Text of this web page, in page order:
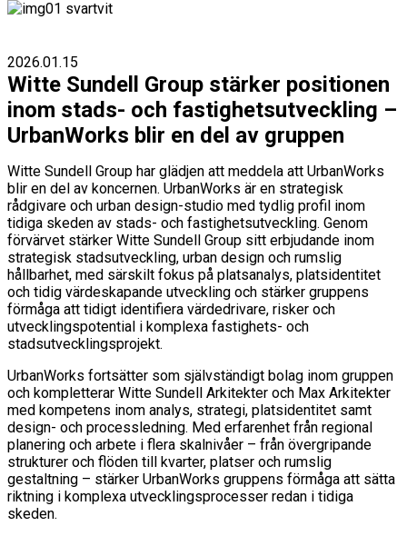
2026.01.15
Witte Sundell Group stärker positionen
inom stads- och fastighetsutveckling –
UrbanWorks blir en del av gruppen
Witte Sundell Group har glädjen att meddela att UrbanWorks
blir en del av koncernen. UrbanWorks är en strategisk
rådgivare och urban design-studio med tydlig profil inom
tidiga skeden av stads- och fastighetsutveckling. Genom
förvärvet stärker Witte Sundell Group sitt erbjudande inom
strategisk stadsutveckling, urban design och rumslig
hållbarhet, med särskilt fokus på platsanalys, platsidentitet
och tidig värdeskapande utveckling och stärker gruppens
förmåga att tidigt identifiera värdedrivare, risker och
utvecklingspotential i komplexa fastighets- och
stadsutvecklingsprojekt.
UrbanWorks fortsätter som självständigt bolag inom gruppen
och kompletterar Witte Sundell Arkitekter och Max Arkitekter
med kompetens inom analys, strategi, platsidentitet samt
design- och processledning. Med erfarenhet från regional
planering och arbete i flera skalnivåer – från övergripande
strukturer och flöden till kvarter, platser och rumslig
gestaltning – stärker UrbanWorks gruppens förmåga att sätta
riktning i komplexa utvecklingsprocesser redan i tidiga
skeden.